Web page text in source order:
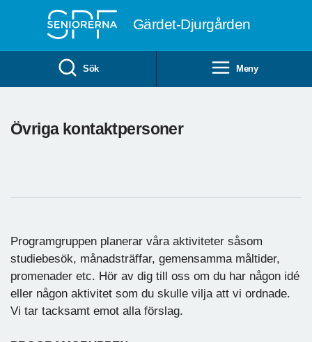
Gärdet-Djurgården
Sök Meny
Övriga kontaktpersoner
Programgruppen planerar våra aktiviteter såsom
studiebesök, månadsträffar, gemensamma måltider,
promenader etc. Hör av dig till oss om du har någon idé
eller någon aktivitet som du skulle vilja att vi ordnade.
Vi tar tacksamt emot alla förslag.